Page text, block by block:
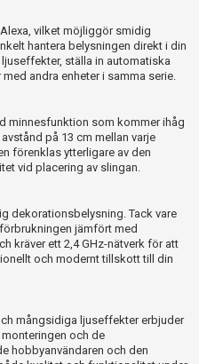
vilket möjliggör smidig
hantera belysningen direkt i din
ställa in automatiska
andra enheter i samma serie.
minnesfunktion som kommer ihåg
på 13 cm mellan varje
förenklas ytterligare av den
vid placering av slingan.
dekorationsbelysning. Tack vare
jämfört med
kräver ett 2,4 GHz-nätverk för att
och modernt tillskott till din
mångsidiga ljuseffekter erbjuder
och de
hobbyanvändaren och den